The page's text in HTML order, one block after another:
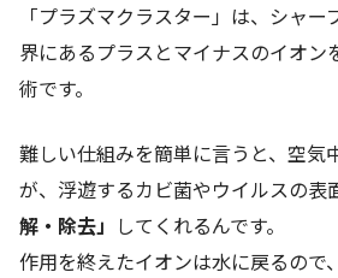
「プラズマクラスター」は、シャ
界にあるプラスとマイナスのイオン
術です。
難しい仕組みを簡単に言うと、空気
が、浮遊するカビ菌やウイルスの表
解・除去」 してくれるんです。
作用を終えたイオンは水に戻るので